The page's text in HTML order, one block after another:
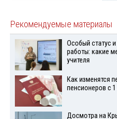
Рекомендуемые материалы
Особый статус и
работы: какие
учителя
Как изменятся
пенсионеров с 1
Досмотра на